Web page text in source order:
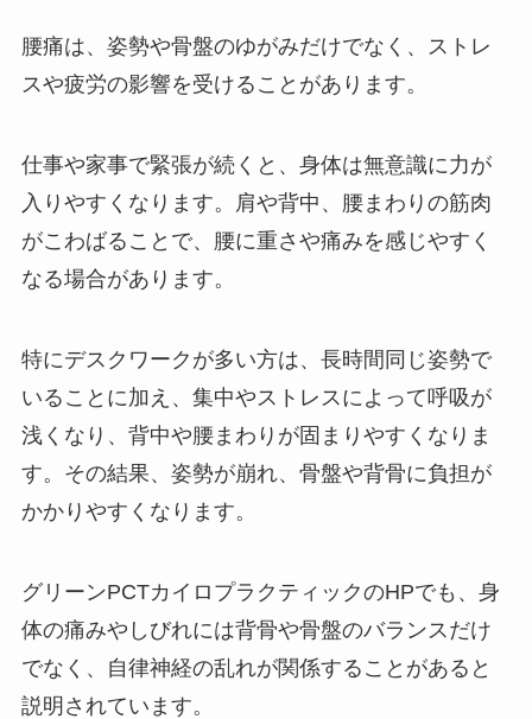
腰痛は、姿勢や骨盤のゆがみだけでなく、ストレ
スや疲労の影響を受けることがあります。
仕事や家事で緊張が続くと、身体は無意識に力が
入りやすくなります。肩や背中、腰まわりの筋肉
がこわばることで、腰に重さや痛みを感じやすく
なる場合があります。
特にデスクワークが多い方は、長時間同じ姿勢で
いることに加え、集中やストレスによって呼吸が
浅くなり、背中や腰まわりが固まりやすくなりま
す。その結果、姿勢が崩れ、骨盤や背骨に負担が
かかりやすくなります。
グリーンPCTカイロプラクティックのHPでも、身
体の痛みやしびれには背骨や骨盤のバランスだけ
でなく、自律神経の乱れが関係することがあると
説明されています。